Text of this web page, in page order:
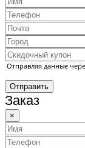
Отправляя данные
Отправить
Заказ
×